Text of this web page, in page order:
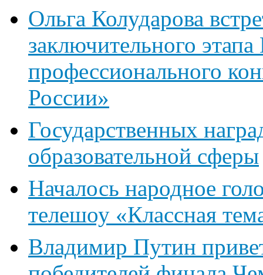
Ольга Колударова
заключительного
профессионального
России»
Государственных
образовательной сферы
Началось народное
телешоу «Классная
Владимир Путин